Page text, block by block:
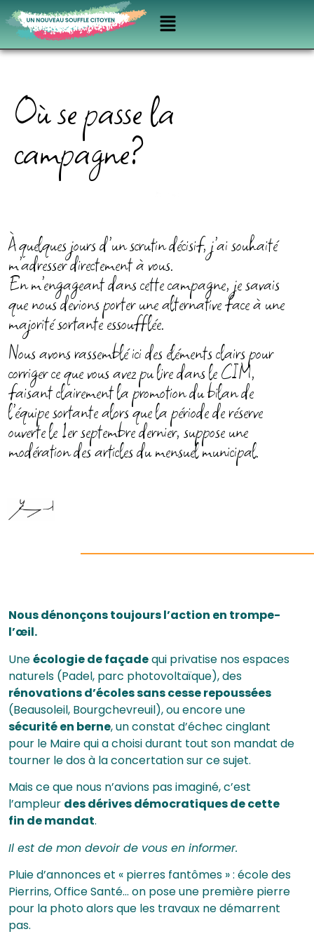
Où se passe la
campagne?
À quelques jours d’un scrutin décisif, j’ai souhaité
m’adresser directement à vous.
En m’engageant dans cette campagne, je savais
que nous devions porter une alternative face à une
majorité sortante essoufflée.
Nous avons rassemblé ici des éléments clairs pour
corriger ce que vous avez pu lire dans le CIM,
faisant clairement la promotion du bilan de
l’équipe sortante alors que la période de réserve
ouverte le 1er septembre dernier, suppose une
modération des articles du mensuel municipal.
Nous dénonçons toujours l’action en trompe-
l’œil.
Uneécologie de façadequi privatise nos espaces
naturels (Padel, parc photovoltaïque), des
rénovations d’écoles sans cesse repoussées
(Beausoleil, Bourgchevreuil), ou encore une
sécurité en berne, un constat d’échec cinglant
pour le Maire qui a choisi durant tout son mandat de
tourner le dos à la concertation sur ce sujet.
Mais ce que nous n’avions pas imaginé, c’est
l’ampleur des dérives démocratiques de cette
fin de mandat.
Il est de mon devoir de vous en informer.
Pluie d’annonces et « pierres fantômes » : école des
Pierrins, Office Santé… on pose une première pierre
pour la photo alors que les travaux ne démarrent
pas.